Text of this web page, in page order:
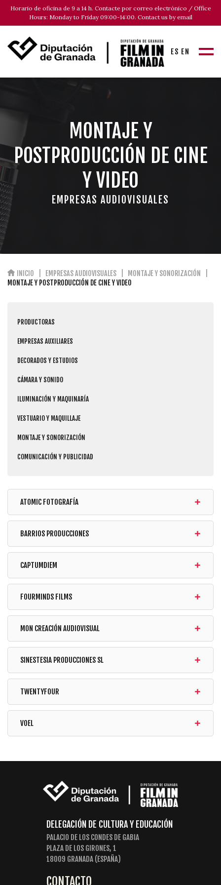
Horario de oficina de 9 a 14 h. Contacte por correo electrónico / Office
Hours: Monday to Friday 09:00-14:00. Contact us by email
ES EN
MONTAJE Y
POSTPRODUCCIÓN DE CINE
Y VIDEO
EMPRESAS AUDIOVISUALES
INICIO EMPRESAS AUDIOVISUALES
MONTAJE Y SONORIZACIÓN
MONTAJE Y POSTPRODUCCIÓN DE CINE Y VIDEO
PRODUCTORAS
EMPRESAS AUXILIARES
DECORADOS Y ESTUDIOS
CÁMARA Y SONIDO
ILUMINACIÓN Y MAQUINARÍA
VESTUARIO Y MAQUILLAJE
MONTAJE Y SONORIZACIÓN
COMUNICACIÓN Y PUBLICIDAD
ATOMIC FOTOGRAFÍA
BARRIOS PRODUCCIONES
CAPTUMDIEM
FOURMINDS FILMS
MON CREACIÓN AUDIOVISUAL
SINESTESIA PRODUCCIONES SL
TWENTYFOUR
VOEL
DELEGACIÓN DE CULTURA Y EDUCACIÓN
PALACIO DE LOS CONDES DE GABIA
PLAZA DE LOS GIRONES, 1
18009 GRANADA (ESPAÑA)
CONTACTO